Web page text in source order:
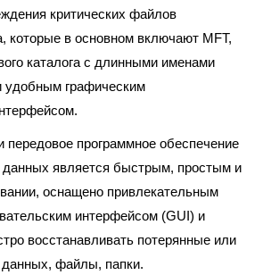
критических файлов
которые в основном включают MFT,
каталога с длинными именами
графическим
программное обеспечение
данных является быстрым, простым и
оснащено привлекательным
интерфейсом (GUI) и
восстанавливать потерянные или
файлы, папки.